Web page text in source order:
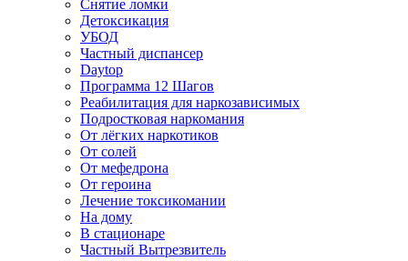
Снятие ломки
Детоксикация
УБОД
Частный диспансер
Daytop
Программа 12 Шагов
Реабилитация для наркозависимых
Подростковая наркомания
От лёгких наркотиков
От солей
От мефедрона
От героина
Лечение токсикомании
На дому
В стационаре
Частный Вытрезвитель